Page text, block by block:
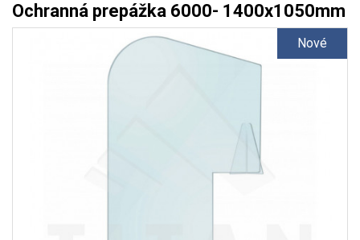
Ochranná prepážka 6000- 1400x1050mm
Nové